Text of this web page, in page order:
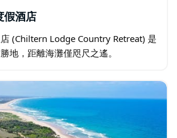
假酒店
(Chiltern Lodge Country Retreat) 是
地，距離海灘僅咫尺之遙。